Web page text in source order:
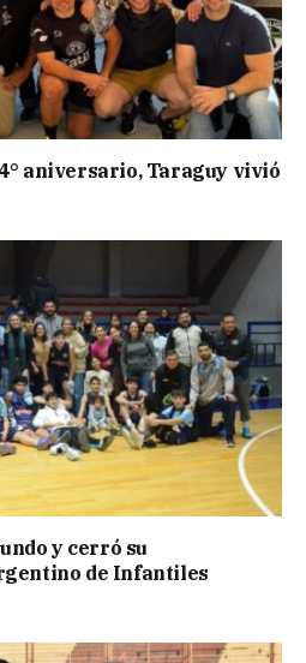
aniversario, Taraguy vivió
y cerró su
de Infantiles